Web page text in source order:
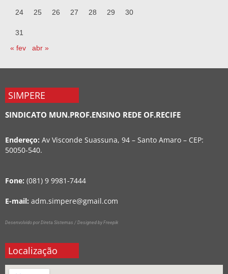
24 25 26 27 28 29 30
31
« fev
abr »
SIMPERE
SINDICATO MUN.PROF.ENSINO REDE OF.RECIFE
Endereço: Av Visconde Suassuna, 94 – Santo Amaro – CEP:
50050-540.
Fone: (081) 9 9981-7444
E-mail: adm.simpere@gmail.com
Desenvolvido por Direta Sistemas / Designed by Freepik
Localização